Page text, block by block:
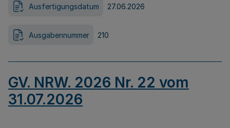
Ausfertigungsdatum 27.06.2026
Ausgabennummer 210
GV. NRW. 2026 Nr. 22 vom
31.07.2026